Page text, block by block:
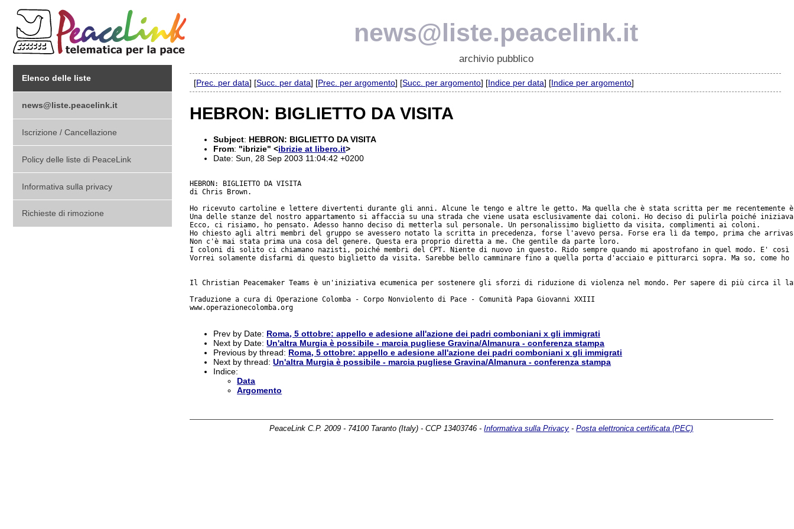
news@liste.peacelink.it
archivio pubblico
Elenco delle liste
news@liste.peacelink.it
Iscrizione / Cancellazione
Policy delle liste di PeaceLink
Informativa sulla privacy
Richieste di rimozione
[Prec. per data] [Succ. per data] [Prec. per argomento] [Succ. per argomento] [Indice per data] [Indice per argomento]
HEBRON: BIGLIETTO DA VISITA
Subject: HEBRON: BIGLIETTO DA VISITA
From: "ibrizie" <ibrizie at libero.it>
Date: Sun, 28 Sep 2003 11:04:42 +0200
HEBRON: BIGLIETTO DA VISITA
di Chris Brown.
Ho ricevuto cartoline e lettere divertenti durante gli anni. Alcune le tengo e altre le getto. Ma quella che è stata scritta per me recentemente
Una delle stanze del nostro appartamento si affaccia su una strada che viene usata esclusivamente dai coloni. Ho deciso di pulirla poiché
Ecco, ci risiamo, ho pensato. Adesso hanno deciso di metterla sul personale. Un personalissimo biglietto da visita, complimenti ai coloni.
Ho chiesto agli altri membri del gruppo se avessero notato la scritta in precedenza, forse l'avevo persa. Forse era lì da tempo, prima che
Non c'è mai stata prima una cosa del genere. Questa era proprio diretta a me. Che gentile da parte loro.
I coloni di solito ci chiamano nazisti, poiché membri del CPT. Niente di nuovo in questo. Rido sempre quando mi apostrofano in quel modo. E'
Vorrei solamente disfarmi di questo biglietto da visita. Sarebbe bello camminare fino a quella porta d'acciaio e pitturarci sopra. Ma so, come
Il Christian Peacemaker Teams è un'iniziativa ecumenica per sostenere gli sforzi di riduzione di violenza nel mondo. Per sapere di più circa
Traduzione a cura di Operazione Colomba - Corpo Nonviolento di Pace - Comunità Papa Giovanni XXIII
www.operazionecolomba.org
Prev by Date: Roma, 5 ottobre: appello e adesione all'azione dei padri comboniani x gli immigrati
Next by Date:Un'altra Murgia è possibile - marcia pugliese Gravina/Almanura - conferenza stampa
Previous by thread: Roma, 5 ottobre: appello e adesione all'azione dei padri comboniani x gli immigrati
Next by thread:Un'altra Murgia è possibile - marcia pugliese Gravina/Almanura - conferenza stampa
Indice:
Data
Argomento
PeaceLink C.P. 2009 - 74100 Taranto (Italy) - CCP 13403746 -Informativa sulla Privacy -Posta elettronica certificata (PEC)